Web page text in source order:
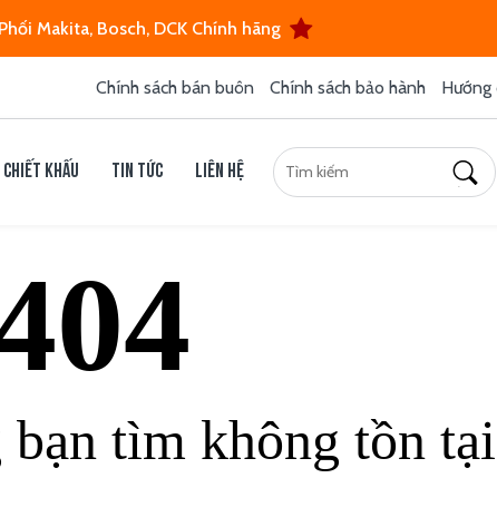
Makita, Bosch, DCK Chính hãng
Chính sách bán buôn Chính sách bảo hành Hướng
chiết khấu Tin tức Liên hệ
bạn tìm không tồn